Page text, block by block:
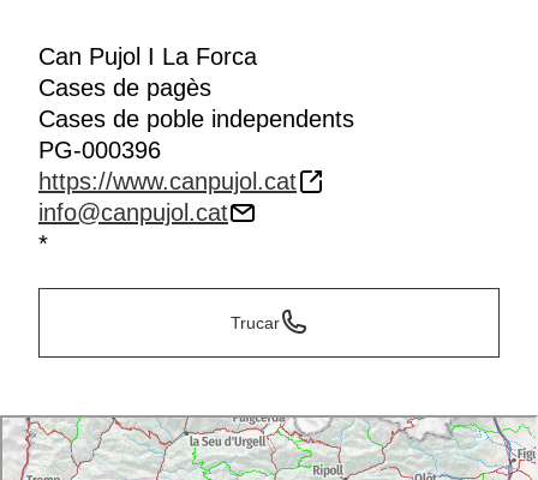
Can Pujol I La Forca
Cases de pagès
Cases de poble independents
PG-000396
https://www.canpujol.cat
info@canpujol.cat
*
Trucar